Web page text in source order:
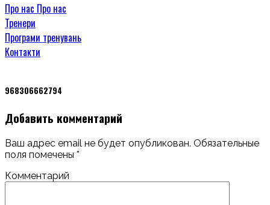
Про нас Про нас
Тренери
Програми тренувань
Контакти
968306662794
Добавить комментарий
Ваш адрес email не будет опубликован. Обязательные
поля помечены *
Комментарий